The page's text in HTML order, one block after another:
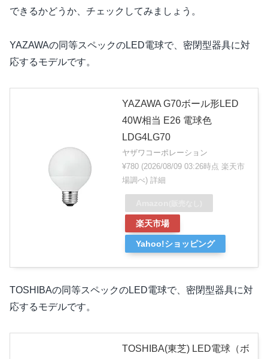
できるかどうか、チェックしてみましょう。
YAZAWAの同等スペックのLED電球で、密閉型器具に対
応するモデルです。
YAZAWA G70ボール形LED
40W相当 E26 電球色
LDG4LG70
ヤザワコーポレーション
¥780 (2026/08/09 03:26時点 楽天市
場調べ) 詳細
楽天市場
Yahoo!ショッピング
TOSHIBAの同等スペックのLED電球で、密閉型器具に対
応するモデルです。
TOSHIBA(東芝) LED電球（ボ